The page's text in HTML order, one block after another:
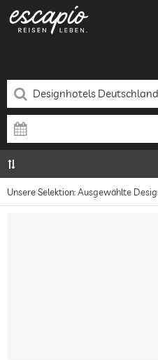
Unsere Selektion: Ausgewählte